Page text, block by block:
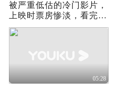
被严重低估的冷门影片，
上映时票房惨淡，看完才
知道什么叫神作
05:28